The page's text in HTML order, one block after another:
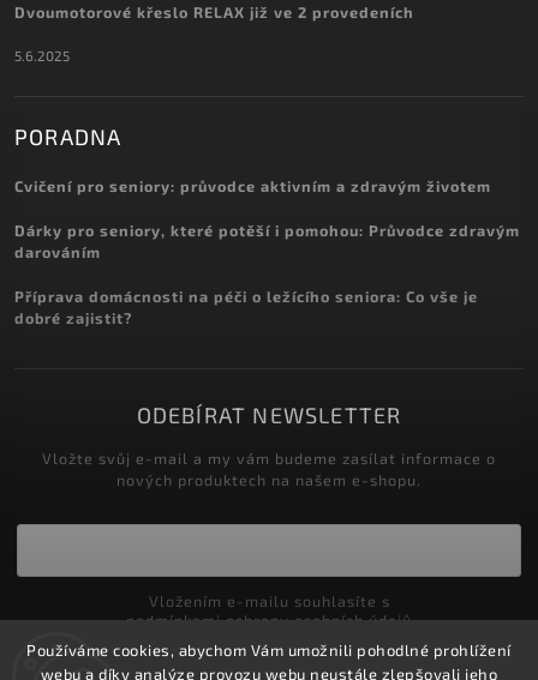
Používáme cookies, abychom Vám umožnili pohodlné prohlížení
webu a díky analýze provozu webu neustále zlepšovali jeho
Dvoumotorové křeslo RELAX již ve 2 provedeních
5.6.2025
PORADNA
Cvičení pro seniory: průvodce aktivním a zdravým životem
Dárky pro seniory, které potěší i pomohou: Průvodce zdravým
darováním
Příprava domácnosti na péči o ležícího seniora: Co vše je
dobré zajistit?
ODEBÍRAT NEWSLETTER
Vložte svůj e-mail a my vám budeme zasílat informace o
nových produktech na našem e-shopu.
podmínkami ochrany osobních údajů
Přihlásit se